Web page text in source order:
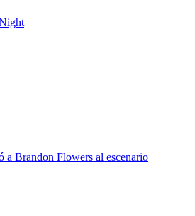
a Brandon Flowers al escenario